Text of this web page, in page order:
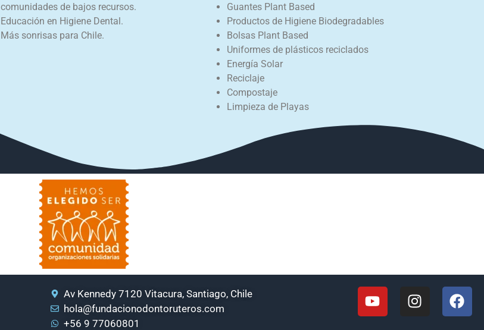
comunidades de bajos recursos.
Educación en Higiene Dental.
Más sonrisas para Chile.
Guantes Plant Based
Productos de Higiene Biodegradables
Bolsas Plant Based
Uniformes de plásticos reciclados
Energía Solar
Reciclaje
Compostaje
Limpieza de Playas
Av Kennedy 7120 Vitacura, Santiago, Chile
hola@fundacionodontoruteros.com
+56 9 77060801